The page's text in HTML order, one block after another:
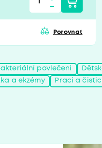
Porovnat
povlečení
a ekzémy Prací a